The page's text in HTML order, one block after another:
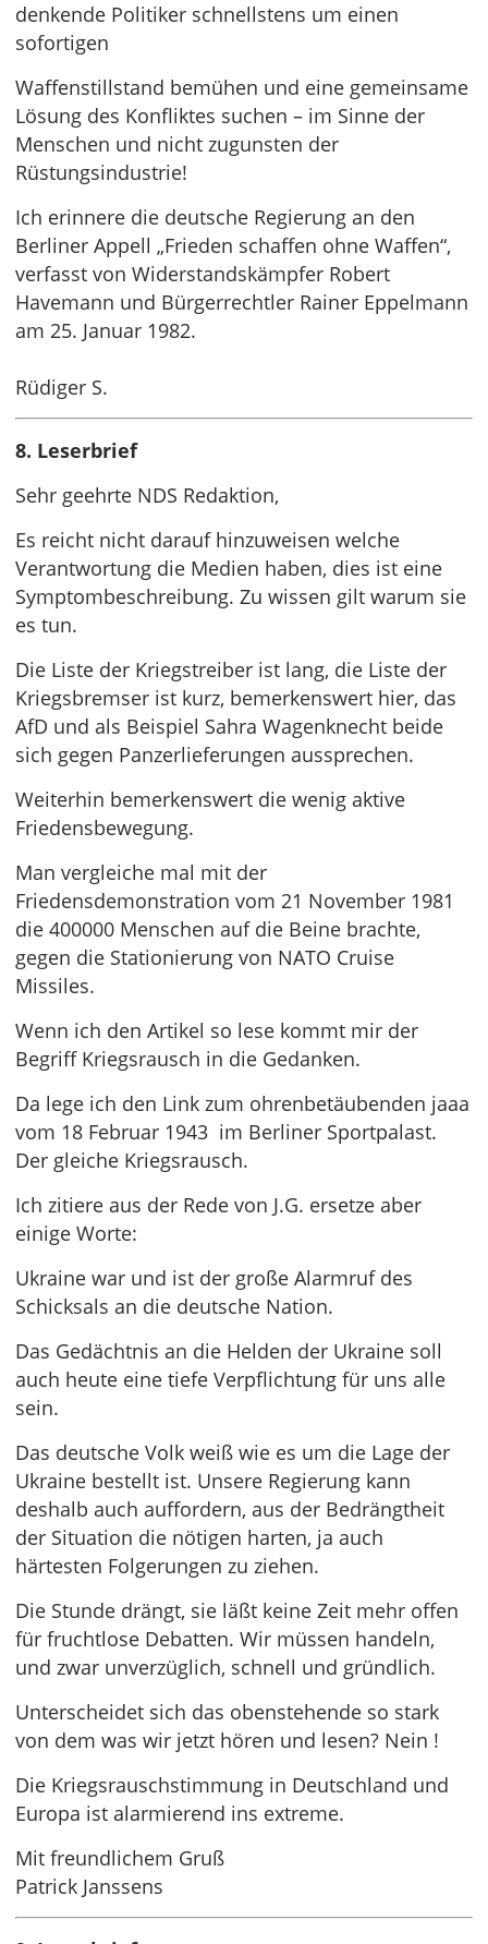
denkende Politiker schnellstens um einen
sofortigen
Waffenstillstand bemühen und eine gemeinsame
Lösung des Konfliktes suchen – im Sinne der
Menschen und nicht zugunsten der
Rüstungsindustrie!
Ich erinnere die deutsche Regierung an den
Berliner Appell „Frieden schaffen ohne Waffen“,
verfasst von Widerstandskämpfer Robert
Havemann und Bürgerrechtler Rainer Eppelmann
am 25. Januar 1982.
Rüdiger S.
8. Leserbrief
Sehr geehrte NDS Redaktion,
Es reicht nicht darauf hinzuweisen welche
Verantwortung die Medien haben, dies ist eine
Symptombeschreibung. Zu wissen gilt warum sie
es tun.
Die Liste der Kriegstreiber ist lang, die Liste der
Kriegsbremser ist kurz, bemerkenswert hier, das
AfD und als Beispiel Sahra Wagenknecht beide
sich gegen Panzerlieferungen aussprechen.
Weiterhin bemerkenswert die wenig aktive
Friedensbewegung.
Man vergleiche mal mit der
Friedensdemonstration vom 21 November 1981
die 400000 Menschen auf die Beine brachte,
gegen die Stationierung von NATO Cruise
Missiles.
Wenn ich den Artikel so lese kommt mir der
Begriff Kriegsrausch in die Gedanken.
Da lege ich den Link zum ohrenbetäubenden jaaa
vom 18 Februar 1943 im Berliner Sportpalast.
Der gleiche Kriegsrausch.
Ich zitiere aus der Rede von J.G. ersetze aber
einige Worte:
Ukraine war und ist der große Alarmruf des
Schicksals an die deutsche Nation.
Das Gedächtnis an die Helden der Ukraine soll
auch heute eine tiefe Verpflichtung für uns alle
sein.
Das deutsche Volk weiß wie es um die Lage der
Ukraine bestellt ist. Unsere Regierung kann
deshalb auch auffordern, aus der Bedrängtheit
der Situation die nötigen harten, ja auch
härtesten Folgerungen zu ziehen.
Die Stunde drängt, sie läßt keine Zeit mehr offen
für fruchtlose Debatten. Wir müssen handeln,
und zwar unverzüglich, schnell und gründlich.
Unterscheidet sich das obenstehende so stark
von dem was wir jetzt hören und lesen? Nein !
Die Kriegsrauschstimmung in Deutschland und
Europa ist alarmierend ins extreme.
Mit freundlichem Gruß
Patrick Janssens